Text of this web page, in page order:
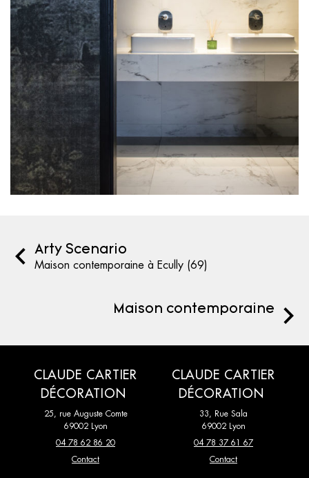
Arty Scenario
Maison contemporaine à Ecully (69)
Maison contemporaine
CLAUDE CARTIER
DÉCORATION
25, rue Auguste Comte
69002 Lyon
04 78 62 86 20
Contact
CLAUDE CARTIER
DÉCORATION
33, Rue Sala
69002 Lyon
04 78 37 61 67
Contact